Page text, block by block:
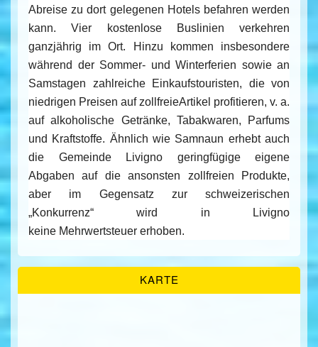
Abreise zu dort gelegenen Hotelsbefahren werden
kann. Vier kostenlose Buslinien verkehren
ganzjährig im Ort. Hinzu kommen insbesondere
während der Sommer- und Winterferien sowie an
Samstagen zahlreiche Einkaufstouristen, die von
niedrigen Preisen aufzollfreieArtikel profitieren, v. a.
auf alkoholische Getränke, Tabakwaren, Parfums
und Kraftstoffe. Ähnlich wie Samnaun erhebt auch
die Gemeinde Livigno geringfügige eigene
Abgaben auf die ansonsten zollfreien Produkte,
aber im Gegensatz zur schweizerischen
„Konkurrenz“ wird in Livigno
keine Mehrwertsteuer erhoben.
KARTE